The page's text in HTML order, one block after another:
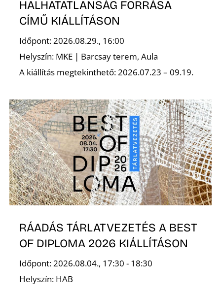
HALHATATLANSÁG FORRÁSA
CÍMŰ KIÁLLÍTÁSON
Időpont: 2026.08.29., 16:00
Helyszín: MKE | Barcsay terem, Aula
A kiállítás megtekinthető: 2026.07.23 – 09.19.
RÁADÁS TÁRLATVEZETÉS A BEST
OF DIPLOMA 2026 KIÁLLÍTÁSON
Időpont: 2026.08.04., 17:30 - 18:30
Helyszín: HAB